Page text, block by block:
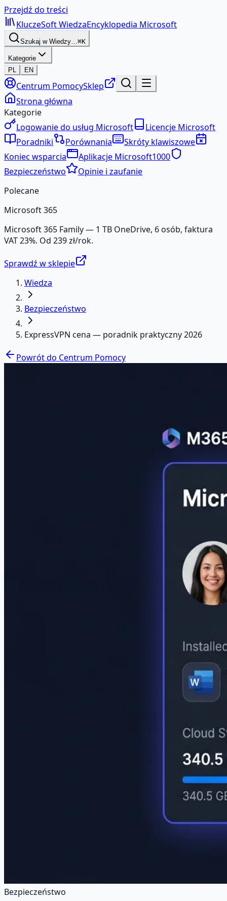
Przejdź do treści
KluczeSoftWiedzaEncyklopedia Microsoft
Szukaj w Wiedzy…⌘K
Kategorie
PL
EN
Centrum PomocySklep
Strona główna
Kategorie
Logowanie do usług Microsoft
Licencje Microsoft
Poradniki
Porównania
Skróty klawiszowe
Koniec wsparcia
Aplikacje Microsoft1000
Bezpieczeństwo
Opinie i zaufanie
Polecane
Microsoft 365
Microsoft 365 Family — 1 TB OneDrive, 6 osób, faktura
VAT 23%. Od 239 zł/rok.
Sprawdź w sklepie
Wiedza
Bezpieczeństwo
ExpressVPN cena — poradnik praktyczny 2026
Powrót do Centrum Pomocy
Bezpieczeństwo